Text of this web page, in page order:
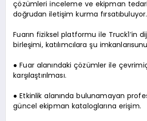
çözümleri inceleme ve ekipman
doğrudan iletişim kurma fırsatıbuluyor.
Fuarın fiziksel platformu ile Truck1’in
birleşimi, katılımcılara şu
● Fuar alanındaki çözümler ile
karşılaştırılması.
● Etkinlik alanında bulunamayan
güncel ekipman kataloglarına erişim.